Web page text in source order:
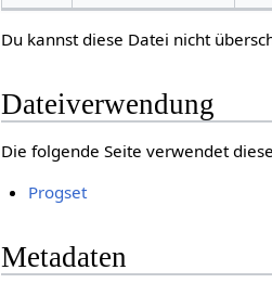
Du kannst diese Datei nicht
Dateiverwendung
Die folgende Seite verwendet
Progset
Metadaten